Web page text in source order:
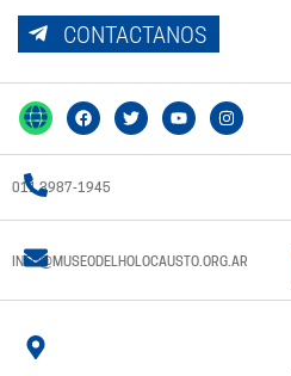
CONTACTANOS
011 3987-1945
INFO@MUSEODELHOLOCAUSTO.ORG.AR